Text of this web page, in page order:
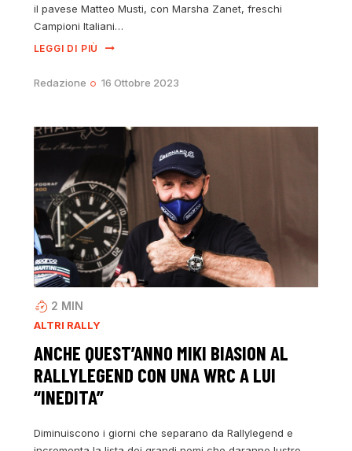
il pavese Matteo Musti, con Marsha Zanet, freschi
Campioni Italiani…
LEGGI DI PIÙ
Redazione 16 Ottobre 2023
2 MIN
ALTRI RALLY
ANCHE QUEST’ANNO MIKI BIASION AL
RALLYLEGEND CON UNA WRC A LUI
“INEDITA”
Diminuiscono i giorni che separano da Rallylegend e